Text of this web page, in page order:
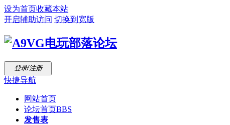
设为首页收藏本站
开启辅助访问 切换到宽版
登录/注册
快捷导航
网站首页
论坛首页BBS
发售表